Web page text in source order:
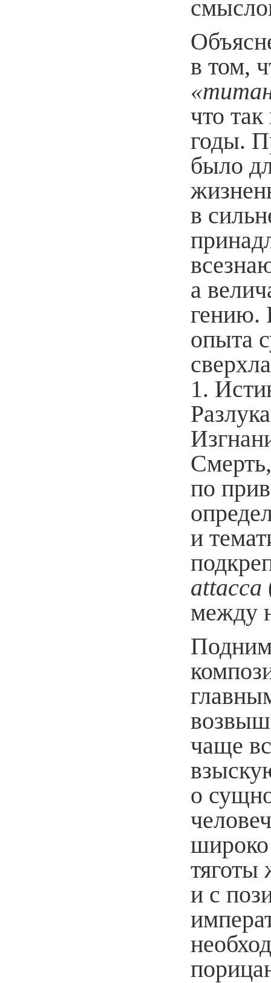
в том,
что
годы.
было
в
а
гению.
опыта
1.
по
и
attacca
между
чаще
о
тяготы
и с